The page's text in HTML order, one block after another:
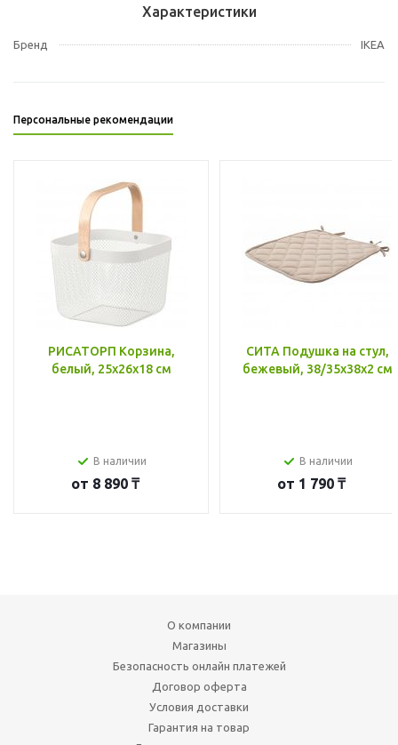
Характеристики
Бренд IKEA
Персональные рекомендации
РИСАТОРП Корзина,
белый, 25x26x18 см
В наличии
от 8 890 ₸
СИТА Подушка на стул,
бежевый, 38/35x38x2 см
В наличии
от 1 790 ₸
О компании
Магазины
Безопасность онлайн платежей
Договор оферта
Условия доставки
Гарантия на товар